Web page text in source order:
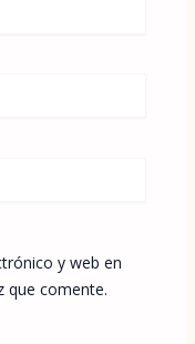
y web en
que comente.